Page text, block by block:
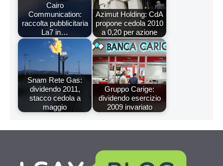
Cairo
Communication:
raccolta pubblicitaria
La7 in…
Azimut Holding: CdA
propone cedola 2010
a 0,20 per azione
Snam Rete Gas:
dividendo 2011,
stacco cedola a
maggio
Gruppo Carige:
dividendo esercizio
2009 invariato